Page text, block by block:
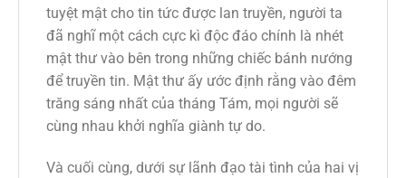
tuyệt mật cho tin tức được lan truyền, người ta
đã nghĩ một cách cực kì độc đáo chính là nhét
mật thư vào bên trong những chiếc bánh nướng
để truyền tin. Mật thư ấy ước định rằng vào đêm
trăng sáng nhất của tháng Tám, mọi người sẽ
cùng nhau khởi nghĩa giành tự do.
Và cuối cùng, dưới sự lãnh đạo tài tình của hai vị